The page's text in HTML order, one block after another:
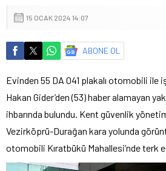
15 OCAK 2024 14:07
ABONE OL
Evinden 55 DA 041 plakalı otomobili ile
Hakan Gider’den (53) haber alamayan
ihbarında bulundu. Kent güvenlik
Vezirköprü-Durağan kara yolunda
otomobili Kıratbükü Mahallesi’nde terk